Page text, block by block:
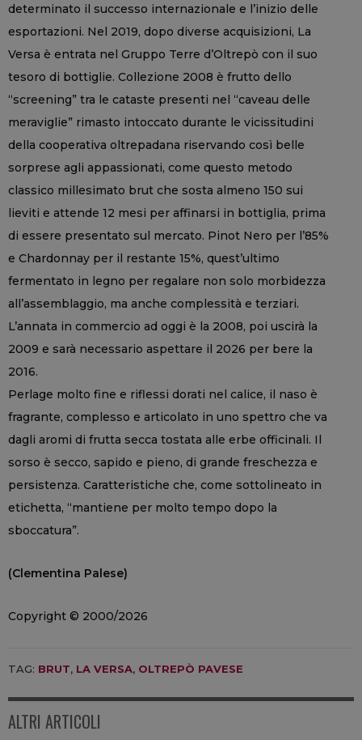
determinato il successo internazionale e l’inizio delle
esportazioni. Nel 2019, dopo diverse acquisizioni, La
Versa è entrata nel Gruppo Terre d’Oltrepò con il suo
tesoro di bottiglie. Collezione 2008 è frutto dello
“screening” tra le cataste presenti nel “caveau delle
meraviglie” rimasto intoccato durante le vicissitudini
della cooperativa oltrepadana riservando così belle
sorprese agli appassionati, come questo metodo
classico millesimato brut che sosta almeno 150 sui
lieviti e attende 12 mesi per affinarsi in bottiglia, prima
di essere presentato sul mercato. Pinot Nero per l’85%
e Chardonnay per il restante 15%, quest’ultimo
fermentato in legno per regalare non solo morbidezza
all’assemblaggio, ma anche complessità e terziari.
L’annata in commercio ad oggi è la 2008, poi uscirà la
2009 e sarà necessario aspettare il 2026 per bere la
2016.
Perlage molto fine e riflessi dorati nel calice, il naso è
fragrante, complesso e articolato in uno spettro che va
dagli aromi di frutta secca tostata alle erbe officinali. Il
sorso è secco, sapido e pieno, di grande freschezza e
persistenza. Caratteristiche che, come sottolineato in
etichetta, “mantiene per molto tempo dopo la
sboccatura”.
(Clementina Palese)
Copyright © 2000/2026
TAG: BRUT, LA VERSA, OLTREPÒ PAVESE
ALTRI ARTICOLI